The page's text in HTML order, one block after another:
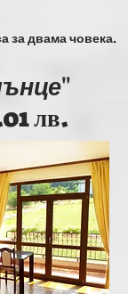
за двама човека.
"
лв.